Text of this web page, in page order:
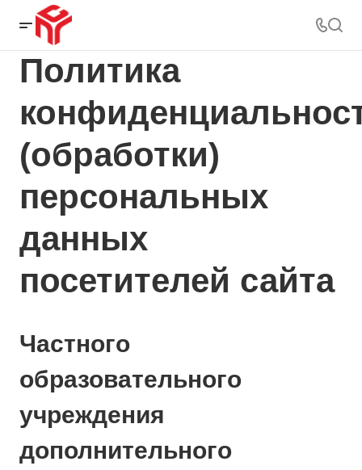
Политика
(обработки)
персональных
данных
посетителей сайта
Частного
образовательного
учреждения
дополнительного